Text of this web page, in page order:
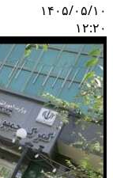
۱۴۰۵/۰۵/۱۰
۱۲:۲۰